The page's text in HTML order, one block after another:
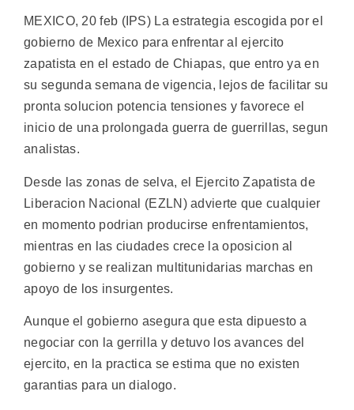
MEXICO, 20 feb (IPS) La estrategia escogida por el
gobierno de Mexico para enfrentar al ejercito
zapatista en el estado de Chiapas, que entro ya en
su segunda semana de vigencia, lejos de facilitar su
pronta solucion potencia tensiones y favorece el
inicio de una prolongada guerra de guerrillas, segun
analistas.
Desde las zonas de selva, el Ejercito Zapatista de
Liberacion Nacional (EZLN) advierte que cualquier
en momento podrian producirse enfrentamientos,
mientras en las ciudades crece la oposicion al
gobierno y se realizan multitunidarias marchas en
apoyo de los insurgentes.
Aunque el gobierno asegura que esta dipuesto a
negociar con la gerrilla y detuvo los avances del
ejercito, en la practica se estima que no existen
garantias para un dialogo.